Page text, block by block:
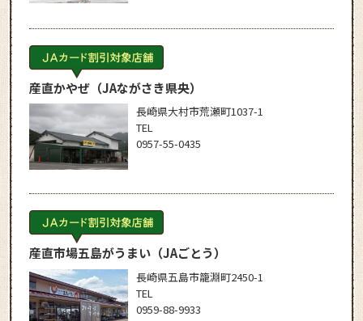
産直かやぜ（JAながさき県央）
長崎県大村市荒瀬町1037-1
TEL
0957-55-0435
産直市場五島がうまい（JAごとう）
長崎県五島市籠淵町2450-1
TEL
0959-88-9933